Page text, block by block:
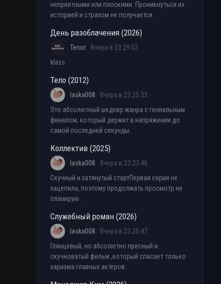
неприятными или плоскими. Проникнуться их
историей и страхом не получается.
День разоблачения (2026)
Tenor
Вчера в 23:29:52
klass
Тело (2012)
laska008
Вчера в 23:25:33
Это абсолютный шедевр жанра с гениальным
финалом, который держит в напряжении до
самой последней секунды.
Коллектив (2025)
laska008
Вчера в 23:23:46
Скучный и затянутый стартПервая серия не
зацепила, поэтому продолжать просмотр не
планирую .
Служебный роман (2026)
laska008
Вчера в 23:20:47
Глянцевый, но абсолютно пресный и
скучноватый фильм ,который спасает только
харизма главных актеров.